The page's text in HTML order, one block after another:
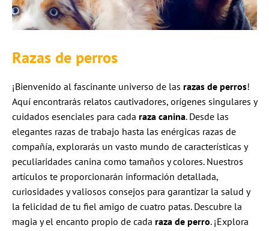
Razas de perros
¡Bienvenido al fascinante universo de las razas de perros!
Aquí encontrarás relatos cautivadores, orígenes singulares y
cuidados esenciales para cada raza canina. Desde las
elegantes razas de trabajo hasta las enérgicas razas de
compañía, explorarás un vasto mundo de características y
peculiaridades canina como tamaños y colores. Nuestros
artículos te proporcionarán información detallada,
curiosidades y valiosos consejos para garantizar la salud y
la felicidad de tu fiel amigo de cuatro patas. Descubre la
magia y el encanto propio de cada raza de perro. ¡Explora